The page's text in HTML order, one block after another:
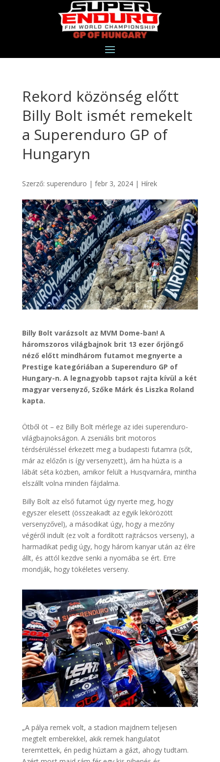
Rekord közönség előtt
Billy Bolt ismét remekelt
a Superenduro GP of
Hungaryn
Szerző: superenduro | febr 3, 2024| Hírek
Billy Bolt varázsolt az MVM Dome-ban! A
háromszoros világbajnok brit 13 ezer őrjöngő
néző előtt mindhárom futamot megnyerte a
Prestige kategóriában a Superenduro GP of
Hungary-n. A legnagyobb tapsot rajta kívül a két
magyar versenyző, Szőke Márk és Liszka Roland
kapta.
Ötből öt – ez Billy Bolt mérlege az idei superenduro-
világbajnokságon. A zseniális brit motoros
térdsérüléssel érkezett meg a budapesti futamra (sőt,
már az előzőn is így versenyzett), ám ha húzta is a
lábát séta közben, amikor felült a Husqvarnára, mintha
elszállt volna minden fájdalma.
Billy Bolt az első futamot úgy nyerte meg, hogy
egyszer elesett (összeakadt az egyik lekörözött
versenyzővel), a másodikat úgy, hogy a mezőny
végéről indult (ez volt a fordított rajtrácsos verseny), a
harmadikat pedig úgy, hogy három kanyar után az élre
állt, és attól kezdve senki a nyomába se ért. Erre
mondják, hogy tökéletes verseny.
„A pálya remek volt, a stadion majdnem teljesen
megtelt emberekkel, akik remek hangulatot
teremtettek, én pedig húztam a gázt, ahogy tudtam.